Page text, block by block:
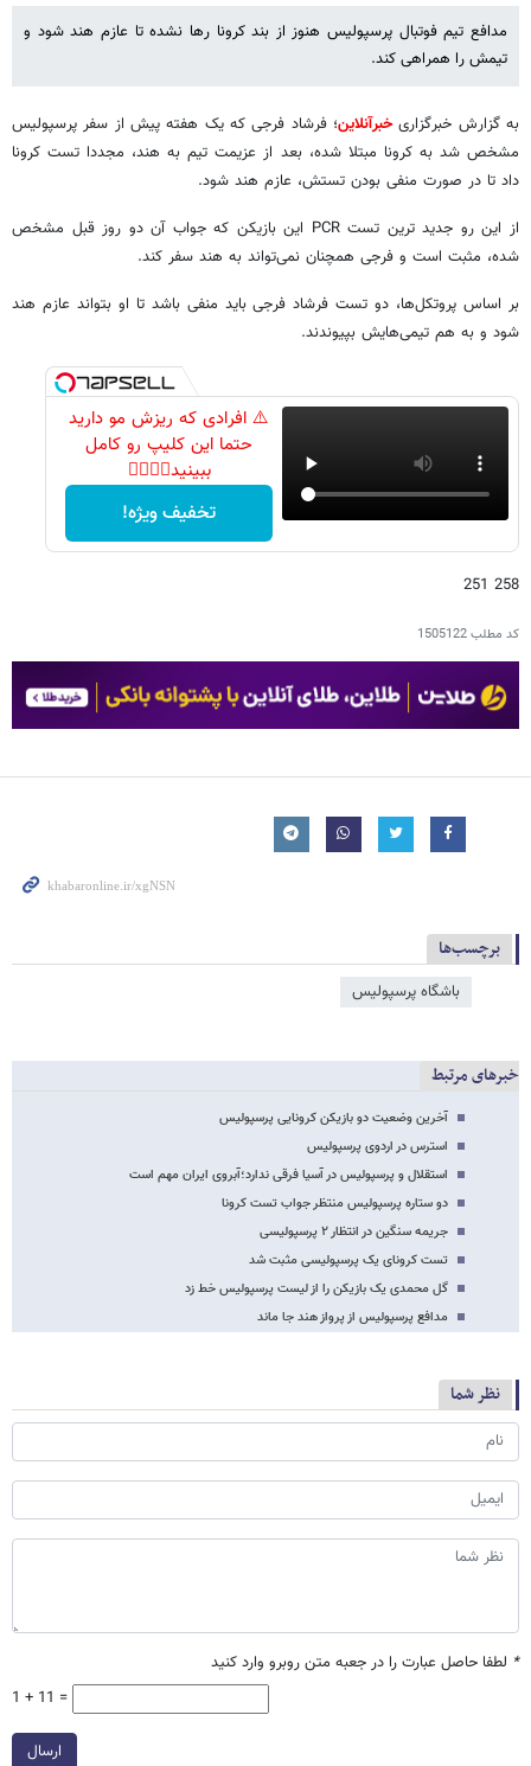
مدافع تیم فوتبال پرسپولیس هنوز از بند کرونا رها نشده تا عازم هند شود و
تیمش را همراهی کند.
به گزارش خبرگزاریخبرآنلاین؛ فرشاد فرجی که یک هفته پیش از سفر پرسپولیس
مشخص شد به کرونا مبتلا شده، بعد از عزیمت تیم به هند، مجددا تست کرونا
داد تا در صورت منفی بودن تستش، عازم هند شود.
از این رو جدید ترین تست PCR این بازیکن که جواب آن دو روز قبل مشخص
شده، مثبت است و فرجی همچنان نمی‌تواند به هند سفر کند.
بر اساس پروتکل‌ها، دو تست فرشاد فرجی باید منفی باشد تا او بتواند عازم هند
شود و به هم تیمی‌هایش بپیوندند.
⚠️ افرادی که ریزش مو دارید
حتما این کلیپ رو کامل
ببینید👆🏻👆🏻
تخفیف ویژه!
258 251
کد مطلب1505122
برچسب‌ها
باشگاه پرسپولیس
خبرهای مرتبط
آخرین وضعیت دو بازیکن کرونایی پرسپولیس
استرس در اردوی پرسپولیس
استقلال و پرسپولیس در آسیا فرقی ندارد؛آبروی ایران مهم است
دو ستاره پرسپولیس منتظر جواب تست کرونا
جریمه سنگین در انتظار ۲ پرسپولیسی
تست کرونای یک پرسپولیسی مثبت شد
گل محمدی یک بازیکن را از لیست پرسپولیس خط زد
مدافع پرسپولیس از پرواز هند جا ماند
نظر شما
* لطفا حاصل عبارت را در جعبه متن روبرو وارد کنید
1 + 11 =
ارسال